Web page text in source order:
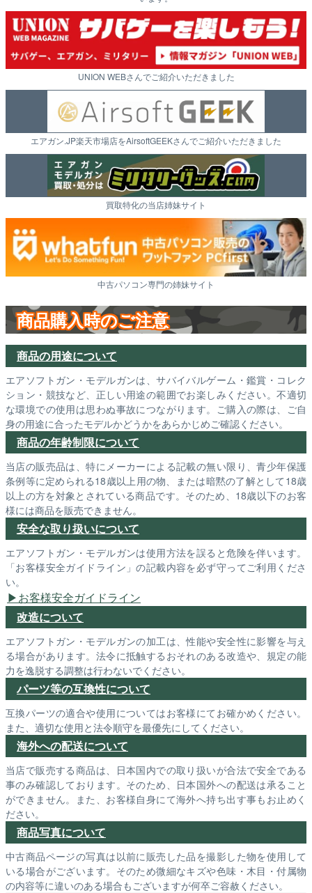
UNION WEBさんでご紹介いただきました
エアガン.JP楽天市場店をAirsoftGEEKさんでご紹介いただきました
買取特化の当店姉妹サイト
中古パソコン専門の姉妹サイト
商品購入時のご注意
商品の用途について
エアソフトガン・モデルガンは、サバイバルゲーム・鑑賞・コレク
ション・競技など、正しい用途の範囲でお楽しみください。不適切
な環境での使用は思わぬ事故につながります。ご購入の際は、ご自
身の用途に合ったモデルかどうかをあらかじめご確認ください。
商品の年齢制限について
当店の販売品は、特にメーカーによる記載の無い限り、青少年保護
条例等に定められる18歳以上用の物、または暗黙の了解として18歳
以上の方を対象とされている商品です。そのため、18歳以下のお客
様には商品を販売できません。
安全な取り扱いについて
エアソフトガン・モデルガンは使用方法を誤ると危険を伴います。
「お客様安全ガイドライン」の記載内容を必ず守ってご利用くださ
い。
お客様安全ガイドライン
改造について
エアソフトガン・モデルガンの加工は、性能や安全性に影響を与え
る場合があります。法令に抵触するおそれのある改造や、規定の能
力を逸脱する調整は行わないでください。
パーツ等の互換性について
互換パーツの適合や使用についてはお客様にてお確かめください。
また、適切な使用と法令順守を最優先にしてください。
海外への配送について
当店で販売する商品は、日本国内での取り扱いが合法で安全である
事のみ確認しております。そのため、日本国外への配送は承ること
ができません。また、お客様自身にて海外へ持ち出す事もお止めく
ださい。
商品写真について
中古商品ページの写真は以前に販売した品を撮影した物を使用して
いる場合がございます。そのため微細なキズや色味・木目・付属物
の内容等に違いのある場合もございますが何卒ご容赦ください。